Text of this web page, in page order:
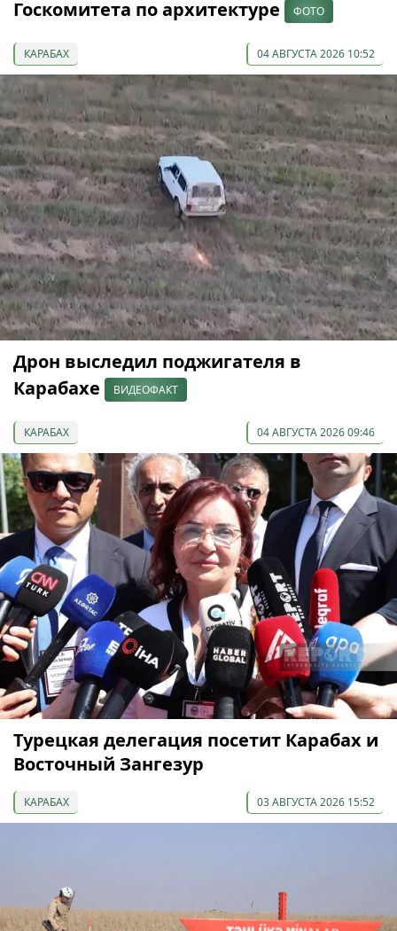
Госкомитета по архитектуре ФОТО
КАРАБАХ 04 АВГУСТА 2026 10:52
Дрон выследил поджигателя в
Карабахе
ВИДЕОФАКТ
КАРАБАХ 04 АВГУСТА 2026 09:46
Турецкая делегация посетит Карабах и
Восточный Зангезур
КАРАБАХ 03 АВГУСТА 2026 15:52